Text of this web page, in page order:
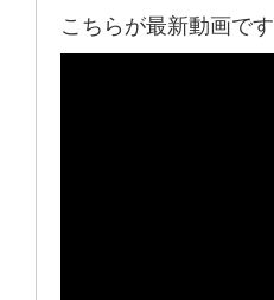
こちらが最新動画です